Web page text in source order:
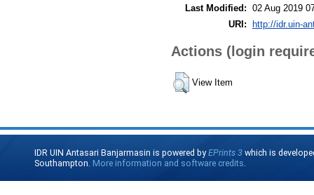
Last Modified: 02 Aug 2019
URI: http://idr.uin-
Actions (login
View Item
IDR UIN Antasari Banjarmasin is powered byEPrints 3 which is
Southampton. More information and software credits.